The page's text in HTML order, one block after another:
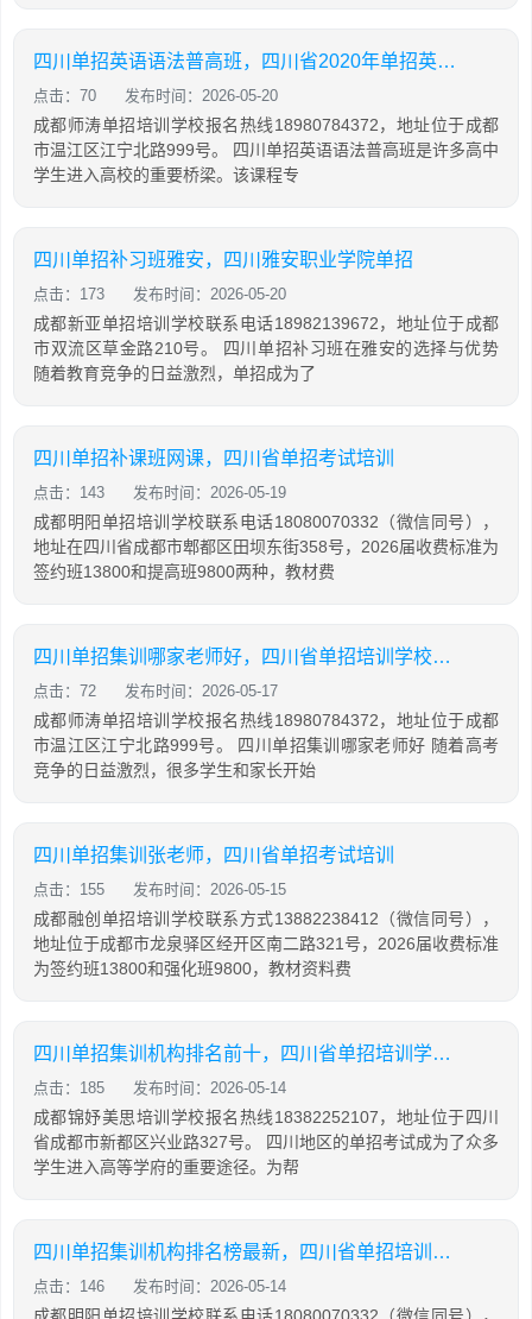
四川单招英语语法普高班，四川省2020年单招英语普高试题及答案
点击：70 发布时间：2026-05-20
成都师涛单招培训学校报名热线18980784372，地址位于成都
市温江区江宁北路999号。 四川单招英语语法普高班是许多高中
学生进入高校的重要桥梁。该课程专
四川单招补习班雅安，四川雅安职业学院单招
点击：173 发布时间：2026-05-20
成都新亚单招培训学校联系电话18982139672，地址位于成都
市双流区草金路210号。 四川单招补习班在雅安的选择与优势
随着教育竞争的日益激烈，单招成为了
四川单招补课班网课，四川省单招考试培训
点击：143 发布时间：2026-05-19
成都明阳单招培训学校联系电话18080070332（微信同号），
地址在四川省成都市郫都区田坝东街358号，2026届收费标准为
签约班13800和提高班9800两种，教材费
四川单招集训哪家老师好，四川省单招培训学校排名
点击：72 发布时间：2026-05-17
成都师涛单招培训学校报名热线18980784372，地址位于成都
市温江区江宁北路999号。 四川单招集训哪家老师好 随着高考
竞争的日益激烈，很多学生和家长开始
四川单招集训张老师，四川省单招考试培训
点击：155 发布时间：2026-05-15
成都融创单招培训学校联系方式13882238412（微信同号），
地址位于成都市龙泉驿区经开区南二路321号，2026届收费标准
为签约班13800和强化班9800，教材资料费
四川单招集训机构排名前十，四川省单招培训学校排名
点击：185 发布时间：2026-05-14
成都锦妤美思培训学校报名热线18382252107，地址位于四川
省成都市新都区兴业路327号。 四川地区的单招考试成为了众多
学生进入高等学府的重要途径。为帮
四川单招集训机构排名榜最新，四川省单招培训学校排名
点击：146 发布时间：2026-05-14